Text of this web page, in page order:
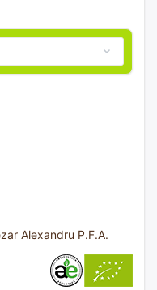
Alexandru P.F.A.